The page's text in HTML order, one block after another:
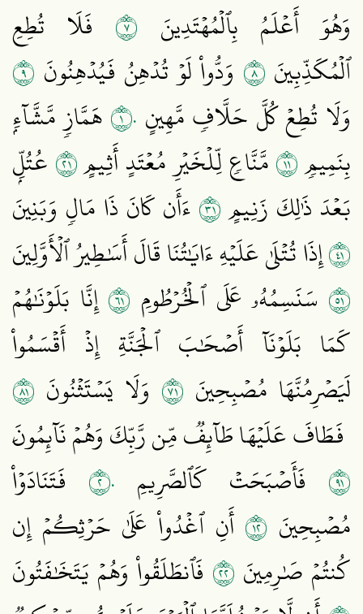
وَهُوَ أَعۡلَمُ بِٱلۡمُهۡتَدِينَ ٧ فَلَا تُطِعِ
ٱلۡمُكَذِّبِينَ ٨ وَدُّواْ لَوۡ تُدۡهِنُ فَيُدۡهِنُونَ ٩
وَلَا تُطِعۡ كُلَّ حَلَّافٖ مَّهِينٍ ١٠هَمَّازٖ مَّشَّآءِۭ
بِنَمِيمٖ١١مَّنَّاعٖ لِّلۡخَيۡرِ مُعۡتَدٍ أَثِيمٍ١٢عُتُلِّۭ
بَعۡدَ ذَٰلِكَ زَنِيمٍ١٣ءَأَن كَانَ ذَا مَالٖ وَبَنِينَ
١٤إِذَا تُتۡلَىٰ عَلَيۡهِ ءَايَٰتُنَا قَالَ أَسَٰطِيرُ ٱلۡأَوَّلِينَ
١٥ سَنَسِمُهُۥ عَلَى ٱلۡخُرۡطُومِ ١٦إِنَّا بَلَوۡنَٰهُمۡ
كَمَا بَلَوۡنَآ أَصۡحَٰبَ ٱلۡجَنَّةِ إِذۡ أَقۡسَمُواْ
لَيَصۡرِمُنَّهَا مُصۡبِحِينَ ١٧ وَلَا يَسۡتَثۡنُونَ ١٨
فَطَافَ عَلَيۡهَا طَآئِفٞ مِّن رَّبِّكَ وَهُمۡ نَآئِمُونَ
١٩ فَأَصۡبَحَتۡ كَٱلصَّرِيمِ ٢٠ فَتَنَادَوۡاْ
مُصۡبِحِينَ ٢١ أَنِ ٱغۡدُواْ عَلَىٰ حَرۡثِكُمۡ إِن
كُنتُمۡ صَٰرِمِينَ ٢٢ فَٱنطَلَقُواْ وَهُمۡ يَتَخَٰفَتُونَ